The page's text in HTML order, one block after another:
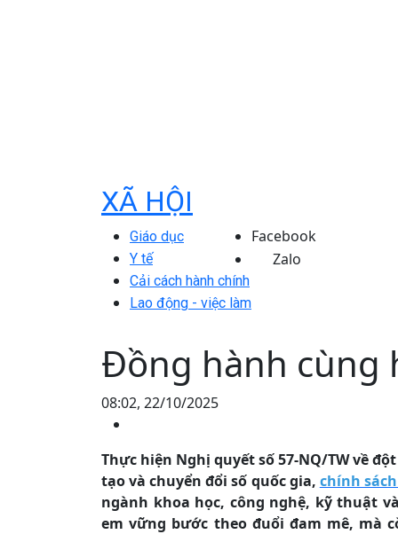
XÃ HỘI
Giáo dục
Y tế
Cải cách hành chính
Lao động - việc làm
Facebook
Zalo
Đồng hành cùng
08:02, 22/10/2025
Thực hiện Nghị quyết số 57-NQ/TW về
tạo và chuyển đổi số quốc gia, chính
ngành khoa học, công nghệ, kỹ thuật
em vững bước theo đuổi đam mê, mà